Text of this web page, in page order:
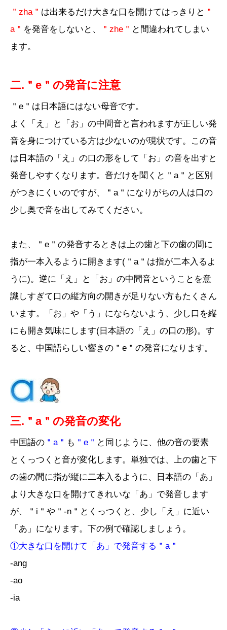
＂zha＂ は出来るだけ大きな口を開けてはっきりと ＂
a＂ を発音をしないと、 ＂zhe＂ と間違われてしまい
ます。
二.＂e＂の発音に注意
＂e＂は日本語にはない母音です。
よく「え」と「お」の中間音と言われますが正しい発
音を身につけている方は少ないのが現状です。この音
は日本語の「え」の口の形をして「お」の音を出すと
発音しやすくなります。音だけを聞くと＂a＂と区別
がつきにくいのですが、＂a＂になりがちの人は口の
少し奥で音を出してみてください。
また、＂e＂の発音するときは上の歯と下の歯の間に
指が一本入るように開きます(＂a＂は指が二本入るよ
うに)。逆に「え」と「お」の中間音ということを意
識しすぎて口の縦方向の開きが足りない方もたくさん
います。「お」や「う」にならないよう、少し口を縦
にも開き気味にします(日本語の「え」の口の形)。す
ると、中国語らしい響きの＂e＂の発音になります。
三.＂a＂の発音の変化
中国語の ＂a＂ も ＂e＂ と同じように、他の音の要素
とくっつくと音が変化します。単独では、上の歯と下
の歯の間に指が縦に二本入るように、日本語の「あ」
より大きな口を開けてきれいな「あ」で発音します
が、＂i＂や＂-n＂とくっつくと、少し「え」に近い
「あ」になります。下の例で確認しましょう。
①大きな口を開けて「あ」で発音する＂a＂
-ang
-ao
-ia